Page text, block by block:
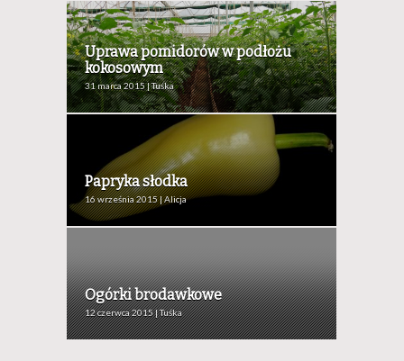
Uprawa pomidorów w podłożu
kokosowym
31 marca 2015 | Tuśka
Papryka słodka
16 września 2015 | Alicja
Ogórki brodawkowe
12 czerwca 2015 | Tuśka